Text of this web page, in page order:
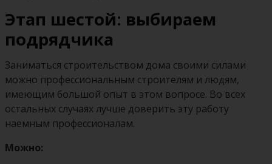
Этап шестой: выбираем
подрядчика
Заниматься строительством дома своими силами
можно профессиональным строителям и людям,
имеющим большой опыт в этом вопросе. Во всех
остальных случаях лучше доверить эту работу
наемным профессионалам.
Можно: